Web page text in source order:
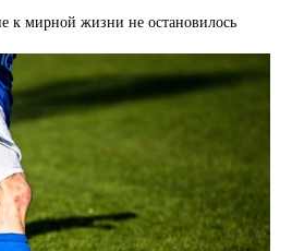
к мирной жизни не остановилось